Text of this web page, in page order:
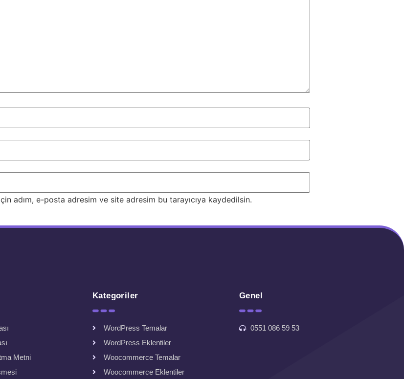
adım, e-posta adresim ve site adresim bu tarayıcıya kaydedilsin.
Metni
Kategoriler
WordPress Temalar
WordPress Eklentiler
Woocommerce Temalar
Woocommerce Eklentiler
Genel
0551 086 59 53